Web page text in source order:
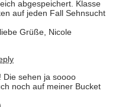
abgespeichert. Klasse
auf jeden Fall Sehnsucht
Grüße, Nicole
Die sehen ja soooo
noch auf meiner Bucket